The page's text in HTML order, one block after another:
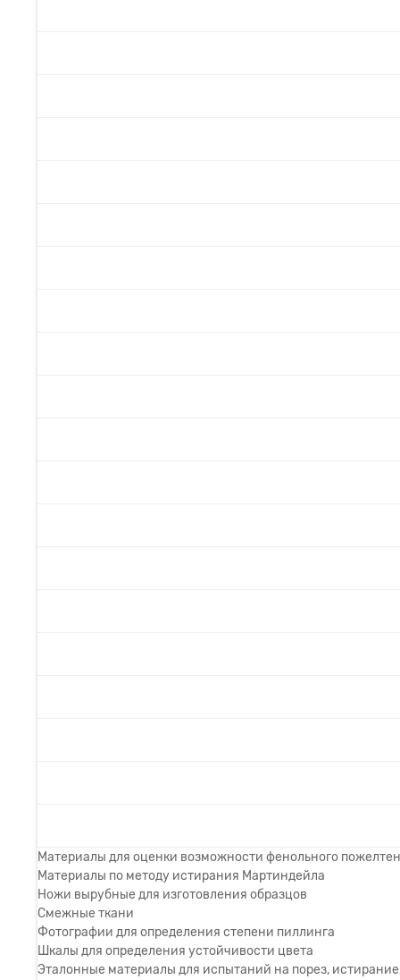
Материалы для оценки возможности фенольного
Материалы по методу истирания Мартиндейла
Ножи вырубные для изготовления образцов
Смежные ткани
Фотографии для определения степени пиллинга
Шкалы для определения устойчивости цвета
Эталонные материалы для испытаний на порез,